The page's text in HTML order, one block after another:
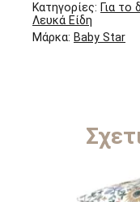
Κατηγορίες: Για το
Λευκά Είδη
Μάρκα: Baby Star